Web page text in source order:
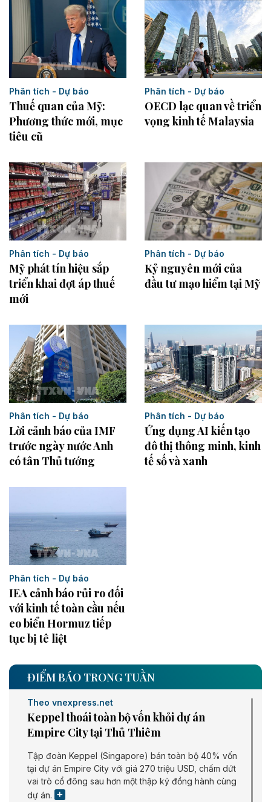
Phân tích - Dự báo
Thuế quan của Mỹ:
Phương thức mới, mục
tiêu cũ
Phân tích - Dự báo
OECD lạc quan về triển
vọng kinh tế Malaysia
Phân tích - Dự báo
Mỹ phát tín hiệu sắp
triển khai đợt áp thuế
mới
Phân tích - Dự báo
Kỷ nguyên mới của
đầu tư mạo hiểm tại Mỹ
Phân tích - Dự báo
Lời cảnh báo của IMF
trước ngày nước Anh
có tân Thủ tướng
Phân tích - Dự báo
Ứng dụng AI kiến tạo
đô thị thông minh, kinh
tế số và xanh
Phân tích - Dự báo
IEA cảnh báo rủi ro đối
với kinh tế toàn cầu nếu
eo biển Hormuz tiếp
tục bị tê liệt
ĐIỂM BÁO TRONG TUẦN
Theo vnexpress.net
Keppel thoái toàn bộ vốn khỏi dự án
Empire City tại Thủ Thiêm
Tập đoàn Keppel (Singapore) bán toàn bộ 40% vốn
tại dự án Empire City với giá 270 triệu USD, chấm dứt
vai trò cổ đông sau hơn một thập kỷ đồng hành cùng
dự án.